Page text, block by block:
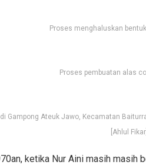
Proses menghaluskan
Proses pembuatan alas
Gampong Ateuk Jawo, Kecamatan
[Ahlul Fikar]
ketika Nur Aini masih masih